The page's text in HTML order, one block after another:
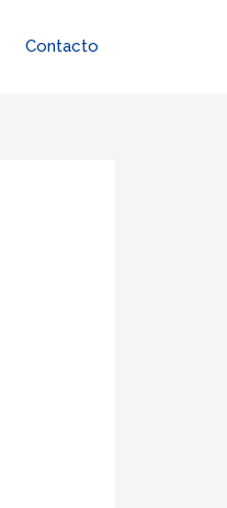
Contacto